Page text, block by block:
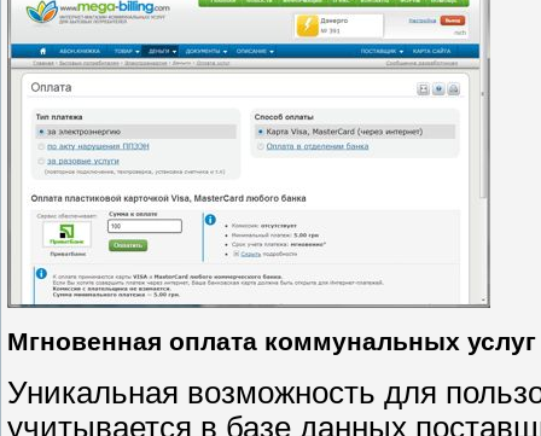
Мгновенная оплата коммунальных услуг
Уникальная возможность для
учитывается в базе данных